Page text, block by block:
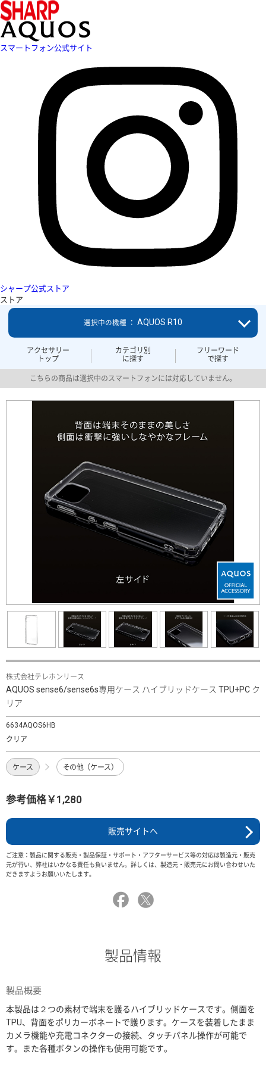
スマートフォン公式サイト
シャープ公式ストア
ストア
アクセサリー
トップ
カテゴリ別
に探す
フリーワード
で探す
選択中の機種 ： AQUOS R10
こちらの商品は選択中のスマートフォンには対応していません。
株式会社テレホンリース
AQUOS sense6/sense6s専用ケース ハイブリッドケース TPU+PC ク
リア
6634AQOS6HB
クリア
ケース その他（ケース）
参考価格￥1,280
販売サイトへ
ご注意：製品に関する販売・製品保証・サポート・アフターサービス等の対応は製造元・販売
元が行い、弊社はいかなる責任も負いません。詳しくは、製造元・販売元にお問い合わせいた
だきますようお願いいたします。
製品情報
製品概要
本製品は２つの素材で端末を護るハイブリッドケースです。側面を
TPU、背面をポリカーボネートで護ります。ケースを装着したまま
カメラ機能や充電コネクターの接続、タッチパネル操作が可能で
す。また各種ボタンの操作も使用可能です。